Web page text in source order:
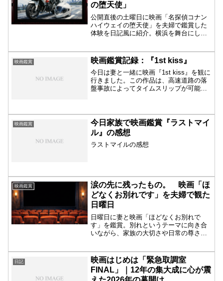
の堕天使」
公開直後の土曜日に映画「名探偵コナン
ハイウェイの堕天使」を夫婦で鑑賞した
体験を日記風に紹介。横浜を舞台にした
など、見どころや感じたことを丁寧にま
とめています。
映画鑑賞 映画鑑賞記録：『1st kiss』
今日は妻と一緒に映画『1st kiss』を観に
行きました。この作品は、高速道路の落
盤事故によってタイムスリップが可能に
をし、犠牲になった夫を救うために、現
在と15年前を...
映画鑑賞
今日家族で映画鑑賞『ラストマイ
ル』の感想
ラストマイルの感想
映画鑑賞
涙の先に残ったもの。 映画「ほ
どなくお別れです」を夫婦で観た
日曜日
日曜日に妻と映画「ほどなくお別れで
す」を鑑賞。別れというテーマに向き合
いながら、家族の大切さや日常の尊さを
日記
映画はじめは「緊急取調室
FINAL」｜12年の集大成に心が震